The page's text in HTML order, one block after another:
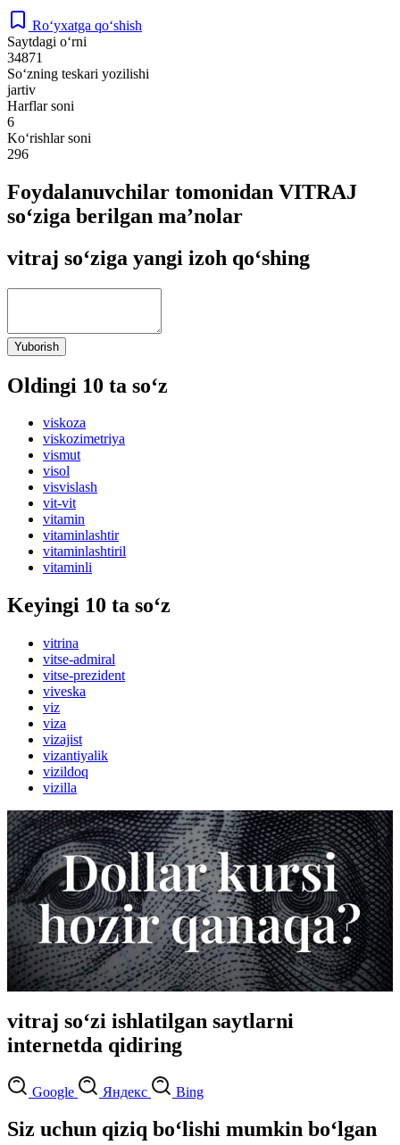
Ro‘yxatga qo‘shish
Saytdagi o‘rni
34871
So‘zning teskari yozilishi
jartiv
Harflar soni
6
Ko‘rishlar soni
296
Foydalanuvchilar tomonidan VITRAJ
so‘ziga berilgan ma’nolar
vitraj so‘ziga yangi izoh qo‘shing
Yuborish
Oldingi 10 ta so‘z
viskoza
viskozimetriya
vismut
visol
visvislash
vit-vit
vitamin
vitaminlashtir
vitaminlashtiril
vitaminli
Keyingi 10 ta so‘z
vitrina
vitse-admiral
vitse-prezident
viveska
viz
viza
vizajist
vizantiyalik
vizildoq
vizilla
vitraj so‘zi ishlatilgan saytlarni
internetda qidiring
Google Яндекс Bing
Siz uchun qiziq bo‘lishi mumkin bo‘lgan